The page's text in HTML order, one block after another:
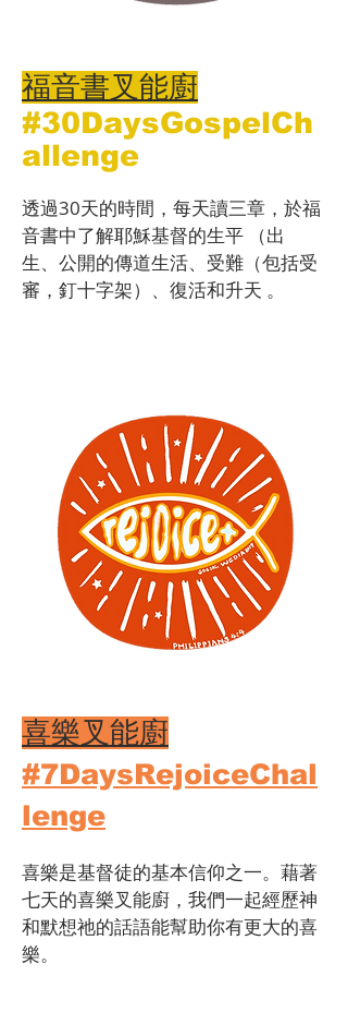
福音書叉能廚
#30DaysGospelCh
allenge
透過30天的時間，每天讀三章，於福
音書中了解耶穌基督的生平 （出
生、公開的傳道生活、受難（包括受
審，釘十字架）、復活和升天 。
喜樂叉能廚
#7DaysRejoiceChal
lenge
喜樂是基督徒的基本信仰之一。藉著
七天的喜樂叉能廚，我們一起經歷神
和默想祂的話語能幫助你有更大的喜
樂。